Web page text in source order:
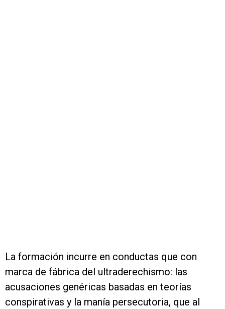
La formación incurre en conductas que con
marca de fábrica del ultraderechismo: las
acusaciones genéricas basadas en teorías
conspirativas y la manía persecutoria, que al